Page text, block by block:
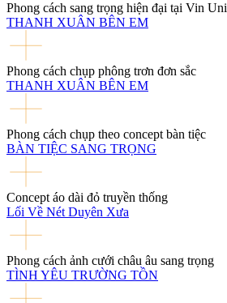
Phong cách sang trọng hiện đại tại Vin Uni
THANH XUÂN BÊN EM
Phong cách chụp phông trơn đơn sắc
THANH XUÂN BÊN EM
Phong cách chụp theo concept bàn tiệc
BÀN TIỆC SANG TRỌNG
Concept áo dài đỏ truyền thống
Lối Về Nét Duyên Xưa
Phong cách ảnh cưới châu âu sang trọng
TÌNH YÊU TRƯỜNG TỒN